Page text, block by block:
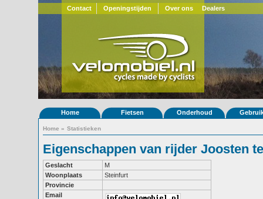
Contact Openingstijden Over ons Dealers
Home Fietsen Onderhoud
Home » Statistieken
Eigenschappen van rijder Joosten
Geslacht
M
Woonplaats
Steinfurt
Provincie
Email